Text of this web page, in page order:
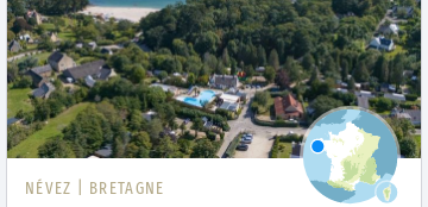
NÉVEZ | BRETAGNE